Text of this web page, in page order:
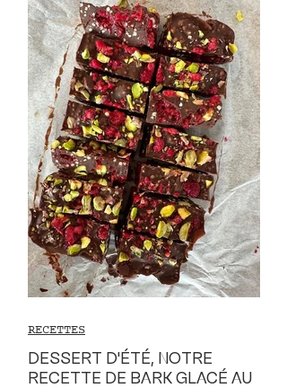
DESSERT D'ÉTÉ, NOTRE
RECETTE DE BARK GLACÉ AU
RECETTES